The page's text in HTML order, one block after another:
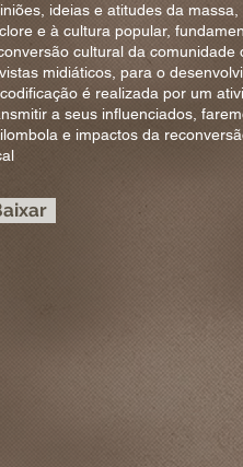
ideias e atitudes da
e à cultura popular,
cultural da
midiáticos, para o
é realizada por um
a seus influenciados,
e impactos da